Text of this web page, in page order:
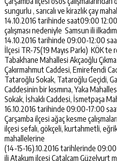
sungurlu , sarıcalı ve kirazlık çay
14.10.2016 tarihinde saat09:00
çalışması nedeniyle Samsun ili
14.10.2016 tarihinde 09:00-12:00
İlçesi TR-75(19 Mayıs Parkı) KÖK te
Tabakhane Mahallesi Akçaoğlu
Çakırmahmut Caddesi, Emirefendi
Tataroğlu Sokak, Tataroğlu Geçidi,
Caddesinin bir kısmına, Yaka
Sokak, İshaklı Caddesi, İsmetpaşa
16.10.2016 tarihinde 09:00-17:00
Çarşamba ilçesi ağaç kesme
ilçesi sefalı, gökçeli, kurtahmetli,
mahallelerine
(14-15-16).10.2016 tarihlerinde
ili Atakum ilçesi Çatalçam Güzelyurt